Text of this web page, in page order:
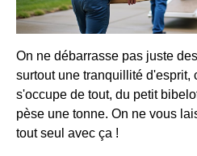
On ne débarrasse pas juste
surtout une tranquillité d'esprit,
s'occupe de tout, du petit
pèse une tonne. On ne vous
tout seul avec ça !